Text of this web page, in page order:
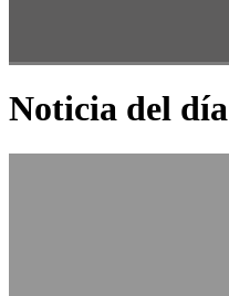
Noticia del día